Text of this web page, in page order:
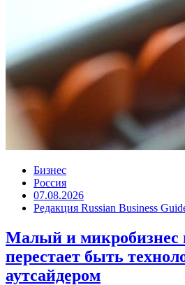
Бизнес
Россия
07.08.2026
Редакция Russian Business
Малый и микробизнес
перестает быть
аутсайдером